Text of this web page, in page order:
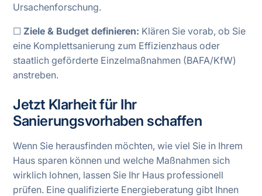
Ursachenforschung.
☐Ziele & Budget definieren: Klären Sie vorab, ob Sie
eine Komplettsanierung zum Effizienzhaus oder
staatlich geförderte Einzelmaßnahmen (BAFA/KfW)
anstreben.
Jetzt Klarheit für Ihr
Sanierungsvorhaben schaffen
Wenn Sie herausfinden möchten, wie viel Sie in Ihrem
Haus sparen können und welche Maßnahmen sich
wirklich lohnen, lassen Sie Ihr Haus professionell
prüfen. Eine qualifizierte Energieberatung gibt Ihnen